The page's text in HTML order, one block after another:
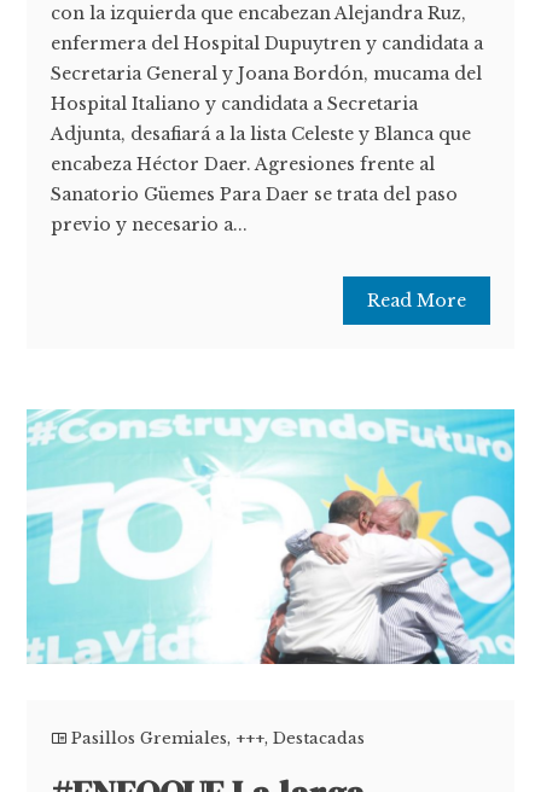
con la izquierda que encabezan Alejandra Ruz,
enfermera del Hospital Dupuytren y candidata a
Secretaria General y Joana Bordón, mucama del
Hospital Italiano y candidata a Secretaria
Adjunta, desafiará a la lista Celeste y Blanca que
encabeza Héctor Daer. Agresiones frente al
Sanatorio Güemes Para Daer se trata del paso
previo y necesario a...
Read More
Pasillos Gremiales, +++,Destacadas